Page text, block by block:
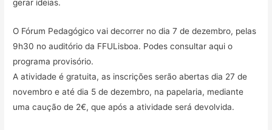
gerar ideias.
O Fórum Pedagógico vai decorrer no dia 7 de dezembro, pelas
9h30 no auditório da FFULisboa. Podes consultar aqui o
programa provisório.
A atividade é gratuita, as inscrições serão abertas dia 27 de
novembro e até dia 5 de dezembro, na papelaria, mediante
uma caução de 2€, que após a atividade será devolvida.